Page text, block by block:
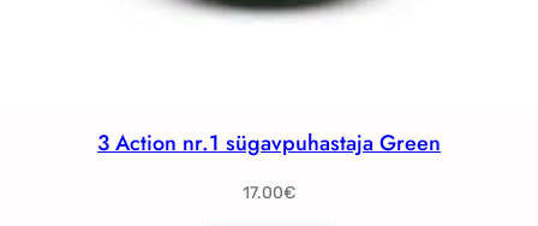
3 Action nr.1 sügavpuhastaja Green
17.00€